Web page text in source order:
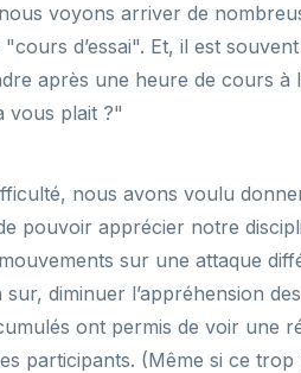
voyons arriver de
d’essai". Et, il est
après une heure de cours à
vous plait ?"
nous avons voulu
pouvoir apprécier notre
sur une attaque
diminuer l’appréhension
ont permis de voir une
participants. (Même si ce